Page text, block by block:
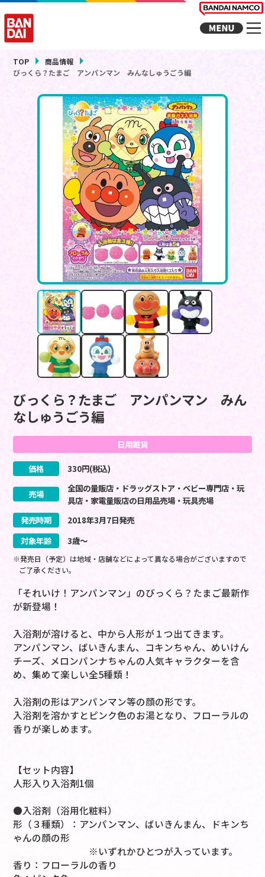
TOP
商品情報
びっくら？たまご アンパンマン みんなしゅうごう編
びっくら？たまご アンパンマン みん
なしゅうごう編
日用雑貨
価格 330円(税込)
売場
全国の量販店・ドラッグストア・ベビー専門店・玩
具店・家電量販店の日用品売場・玩具売場
発売時期
2018年3月7日発売
対象年齢
3歳～
※発売日（予定）は地域・店舗などによって異なる場合がございますので
ご了承ください。
「それいけ！アンパンマン」のびっくら？たまご最新作
が新登場！
入浴剤が溶けると、中から人形が１つ出てきます。
アンパンマン、ばいきんまん、コキンちゃん、めいけん
チーズ、メロンパンナちゃんの人気キャラクターを含
め、集めて楽しい全5種類！
入浴剤の形はアンパンマン等の顔の形です。
入浴剤を溶かすとピンク色のお湯となり、フローラルの
香りが楽しめます。
【セット内容】
人形入り入浴剤1個
●入浴剤（浴用化粧料）
形（３種類）：アンパンマン、ばいきんまん、ドキンち
ゃんの顔の形
※いずれかひとつが入っています。
香り：フローラルの香り